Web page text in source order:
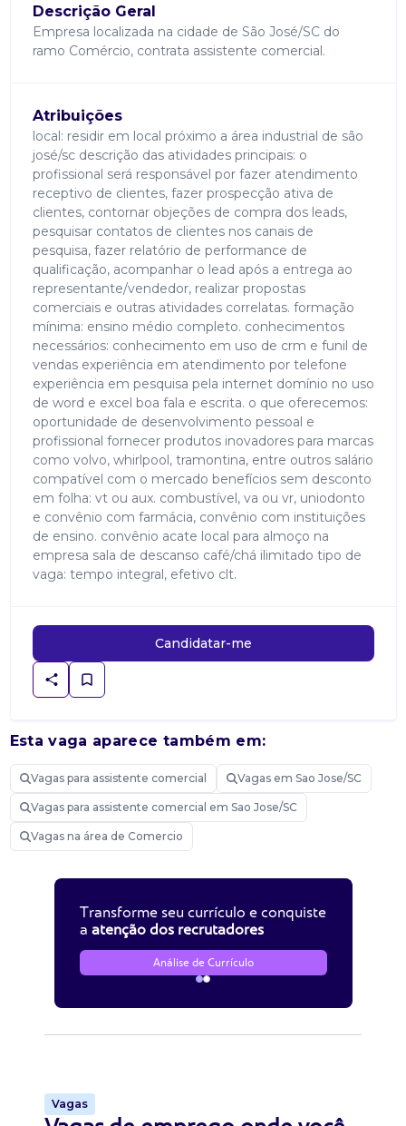
Descrição Geral
Empresa localizada na cidade de São José/SC do
ramo Comércio, contrata assistente comercial.
Atribuições
local: residir em local próximo a área industrial de são
josé/sc descrição das atividades principais: o
profissional será responsável por fazer atendimento
receptivo de clientes, fazer prospecção ativa de
clientes, contornar objeções de compra dos leads,
pesquisar contatos de clientes nos canais de
pesquisa, fazer relatório de performance de
qualificação, acompanhar o lead após a entrega ao
representante/vendedor, realizar propostas
comerciais e outras atividades correlatas. formação
mínima: ensino médio completo. conhecimentos
necessários: conhecimento em uso de crm e funil de
vendas experiência em atendimento por telefone
experiência em pesquisa pela internet domínio no uso
de word e excel boa fala e escrita. o que oferecemos:
oportunidade de desenvolvimento pessoal e
profissional fornecer produtos inovadores para marcas
como volvo, whirlpool, tramontina, entre outros salário
compatível com o mercado benefícios sem desconto
em folha: vt ou aux. combustível, va ou vr, uniodonto
e convênio com farmácia, convênio com instituições
de ensino. convênio acate local para almoço na
empresa sala de descanso café/chá ilimitado tipo de
vaga: tempo integral, efetivo clt.
Candidatar-me
Esta vaga aparece também em:
Vagas para assistente comercial Vagas em Sao Jose/SC
Vagas para assistente comercial em Sao Jose/SC
Vagas na área de Comercio
Transforme seu currículo e conquiste
a atenção dos recrutadores
Análise de Currículo
Vagas